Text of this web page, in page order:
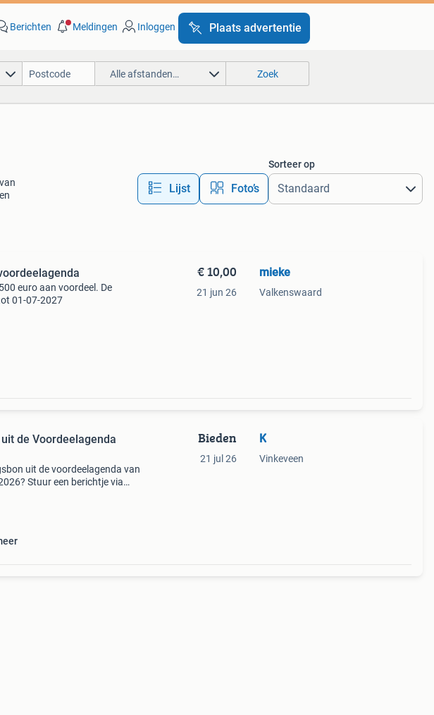
Berichten Meldingen Inloggen Plaats advertentie
Alle afstanden… Zoek
Lijst Foto’s
Sorteer op
euro aan voordeel. De
01-07-2027
€ 10,00
21 jun 26
mieke
Valkenswaard
de Voordeelagenda
uit de voordeelagenda van
Stuur een berichtje via
Bieden
21 jul 26
K
Vinkeveen